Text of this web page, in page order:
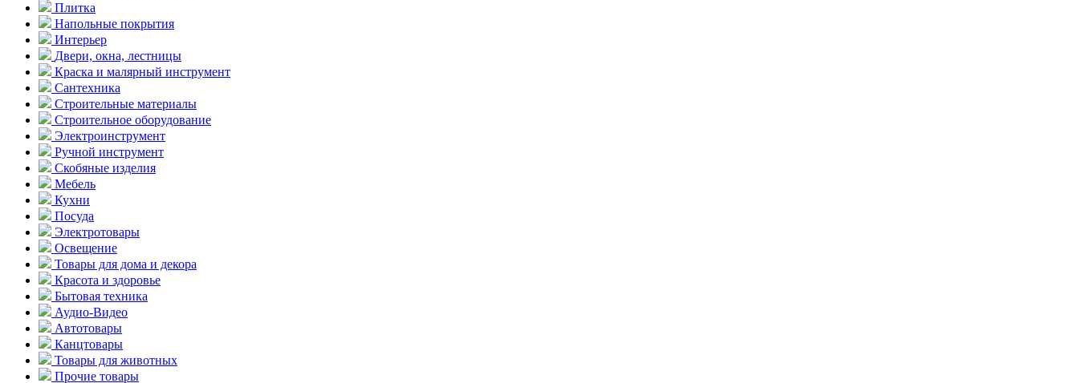
Плитка
Напольные покрытия
Интерьер
Двери, окна, лестницы
Краска и малярный инструмент
Сантехника
Строительные материалы
Строительное оборудование
Электроинструмент
Ручной инструмент
Скобяные изделия
Мебель
Кухни
Посуда
Электротовары
Освещение
Товары для дома и декора
Красота и здоровье
Бытовая техника
Аудио-Видео
Автотовары
Канцтовары
Товары для животных
Прочие товары